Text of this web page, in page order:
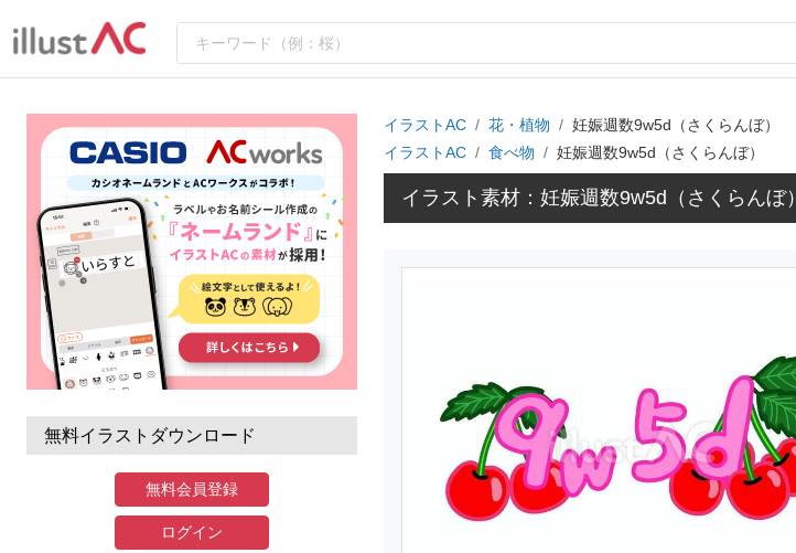
無料イラストダウンロード
無料会員登録
ログイン
イラストAC 花・植物
妊娠週数9w5d（さくらんぼ）
イラストAC
食べ物 妊娠週数9w5d（さくらんぼ）
イラスト素材：妊娠週数9w5d（さくらんぼ）